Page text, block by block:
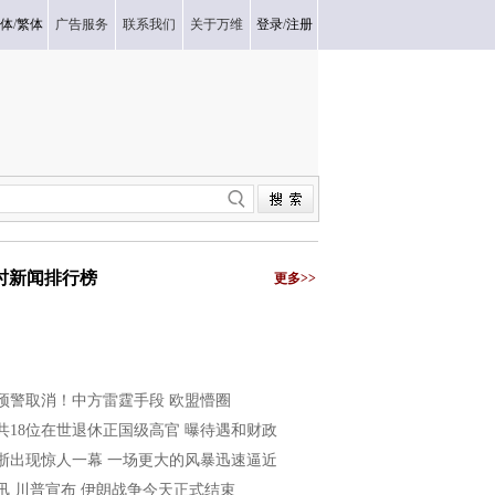
/繁体 广告服务 联系我们 关于万维 登录/注册
新闻排行榜 更多>>
警取消！中方雷霆手段 欧盟懵圈
18位在世退休正国级高官 曝待遇和财政
出现惊人一幕 一场更大的风暴迅速逼近
川普宣布 伊朗战争今天正式结束